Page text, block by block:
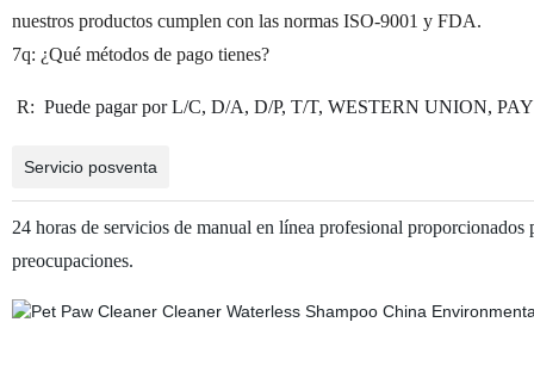
nuestros productos cumplen con las normas ISO-9001 y FDA.
7q: ¿Qué métodos de pago tienes?
R: Puede pagar por L/C, D/A, D/P, T/T, WESTERN UNION,
Servicio posventa
24 horas de servicios de manual en línea profesional
preocupaciones.